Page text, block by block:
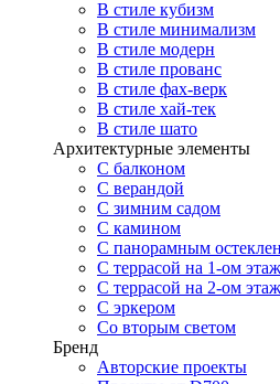
В стиле кубизм
В стиле минимализм
В стиле модерн
В стиле прованс
В стиле фах-верк
В стиле хай-тек
В стиле шато
Архитектурные элементы
С балконом
С верандой
С зимним садом
С камином
С панорамным
С террасой на 1-ом
С террасой на 2-ом
С эркером
Со вторым светом
Бренд
Авторские проекты